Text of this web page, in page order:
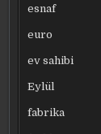
esnaf
euro
ev sahibi
Eylül
fabrika